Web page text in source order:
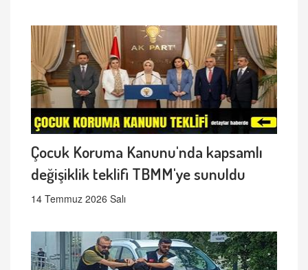
Çocuk Koruma Kanunu'nda kapsamlı
değişiklik teklifi TBMM'ye sunuldu
14 Temmuz 2026 Salı